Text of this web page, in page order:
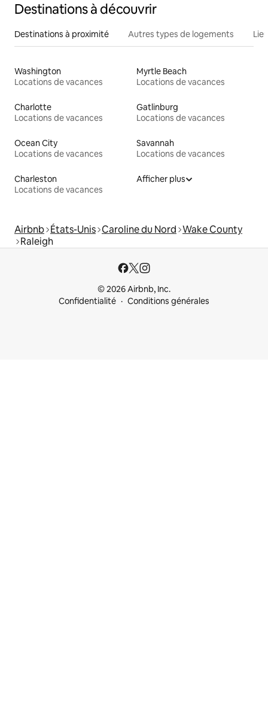
Destinations à découvrir
Destinations à proximité Autres types de logements
Washington
Locations de vacances
Myrtle Beach
Locations de vacances
Charlotte
Locations de vacances
Gatlinburg
Locations de vacances
Ocean City
Locations de vacances
Savannah
Locations de vacances
Charleston
Locations de vacances
Afficher plus
Airbnb États-Unis Caroline du Nord Wake County
Raleigh
© 2026 Airbnb, Inc.
Confidentialité
Conditions générales